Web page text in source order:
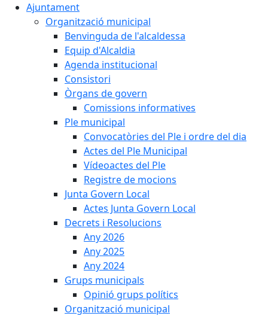
Ajuntament
Organització municipal
Benvinguda de l'alcaldessa
Equip d'Alcaldia
Agenda institucional
Consistori
Òrgans de govern
Comissions informatives
Ple municipal
Convocatòries del Ple i ordre del dia
Actes del Ple Municipal
Vídeoactes del Ple
Registre de mocions
Junta Govern Local
Actes Junta Govern Local
Decrets i Resolucions
Any 2026
Any 2025
Any 2024
Grups municipals
Opinió grups polítics
Organització municipal